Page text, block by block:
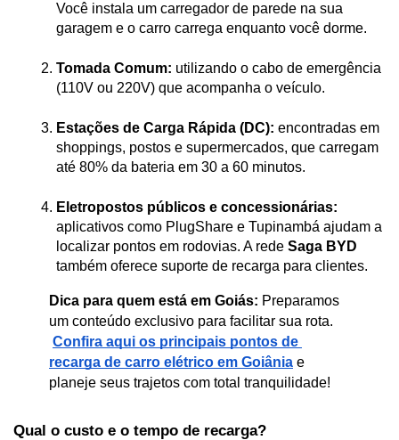
Você instala um carregador de parede na sua
garagem e o carro carrega enquanto você dorme.
Tomada Comum: utilizando o cabo de emergência
(110V ou 220V) que acompanha o veículo.
Estações de Carga Rápida (DC): encontradas em
shoppings, postos e supermercados, que carregam
até 80% da bateria em 30 a 60 minutos.
Eletropostos públicos e concessionárias:
aplicativos como PlugShare e Tupinambá ajudam a
localizar pontos em rodovias. A rede Saga BYD
também oferece suporte de recarga para clientes.
Dica para quem está em Goiás: Preparamos
um conteúdo exclusivo para facilitar sua rota.
Confira aqui os principais pontos de
recarga de carro elétrico em Goiânia e
planeje seus trajetos com total tranquilidade!
Qual o custo e o tempo de recarga?